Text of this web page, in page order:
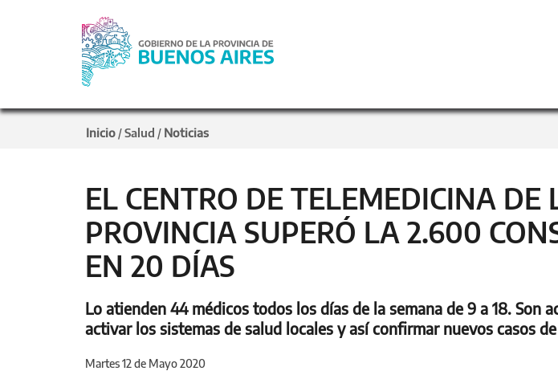
Inicio /Salud / Noticias
EL CENTRO DE TELEMEDICINA DE
PROVINCIA SUPERÓ LA 2.600
EN 20 DÍAS
Lo atienden 44 médicos todos los días de la semana de 9 a 18. Son
activar los sistemas de salud locales y así confirmar nuevos casos
Martes 12 de Mayo 2020